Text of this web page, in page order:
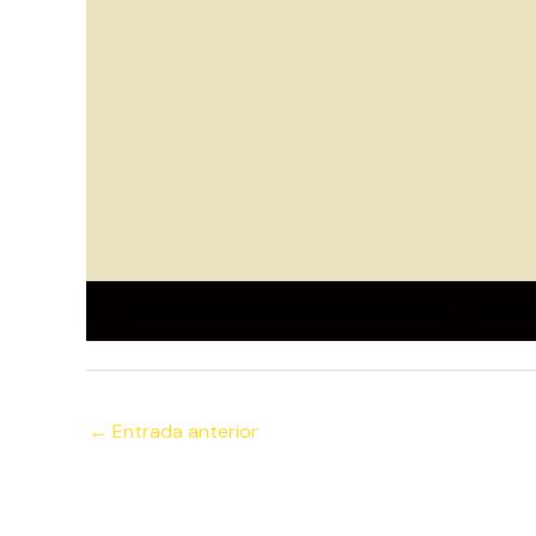
← Entrada anterior